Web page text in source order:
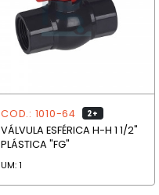
COD.: 1010-64 2+
VÁLVULA ESFÉRICA H-H 1 1/2"
PLÁSTICA "FG"
UM: 1